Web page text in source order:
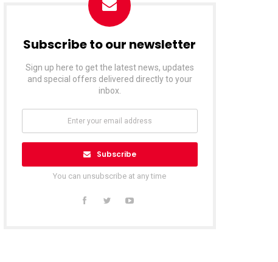
Subscribe to our newsletter
Sign up here to get the latest news, updates
and special offers delivered directly to your
inbox.
Subscribe
You can unsubscribe at any time